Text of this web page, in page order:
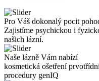
Pro Váš dokonalý pocit
Zajistíme psychickou i
našich lázní.
Naše lázně Vám nabízí
kosmetická ošetření
procedury genIQ